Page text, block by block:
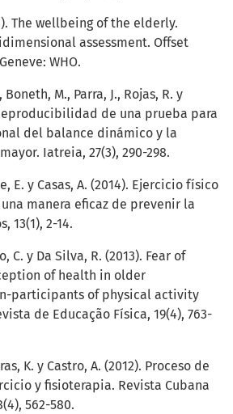
The wellbeing of the elderly.
assessment. Offset
WHO.
Boneth, M., Parra, J., Rojas, R. y
de una prueba para
del balance dinámico y la
Iatreia, 27(3), 290-298.
E. y Casas, A. (2014). Ejercicio físico
manera eficaz de prevenir la
13(1), 2-14.
C. y Da Silva, R. (2013). Fear of
of health in older
participants of physical activity
de Educação Física, 19(4), 763-
K. y Castro, A. (2012). Proceso de
y fisioterapia. Revista Cubana
562-580.